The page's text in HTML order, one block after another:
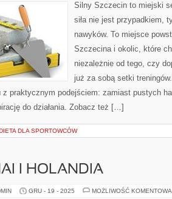
Silny Szczecin to miejski
siła nie jest przypadkiem,
nawyków. To miejsce
Szczecina i okolic, które
niezależnie od tego, czy
już za sobą setki
z praktycznym podejściem: zamiast pustych
do działania. Zobacz też […]
DLA SPORTOWCÓW
I HOLANDIA
GRU - 19 - 2025 MOŻLIWOŚĆ